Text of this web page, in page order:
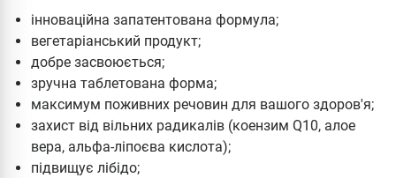
інноваційна запатентована формула;
вегетаріанський продукт;
добре засвоюється;
зручна таблетована форма;
максимум поживних речовин для вашого здоров'я;
захист від вільних радикалів (коензим Q10, алое
вера, альфа-ліпоєва кислота);
підвищує лібідо;